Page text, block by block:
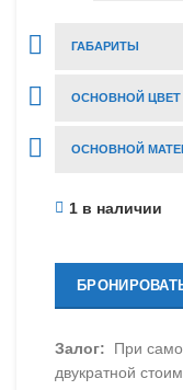
ГАБАРИТЫ
ОСНОВНОЙ ЦВЕТ
ОСНОВНОЙ
1 в наличии
Залог: При
двукратной